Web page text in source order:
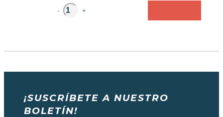
- +
¡SUSCRÍBETE A NUESTRO
BOLETÍN!